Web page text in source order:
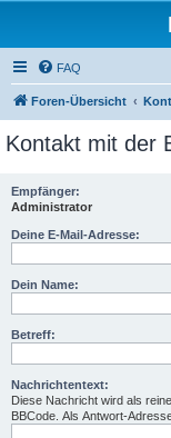
FAQ
Foren-Übersicht
Kontakt mit der
Empfänger:
Administrator
Deine E-Mail-Adresse:
Dein Name:
Betreff:
Nachrichtentext:
Diese Nachricht wird als
BBCode. Als Antwort-